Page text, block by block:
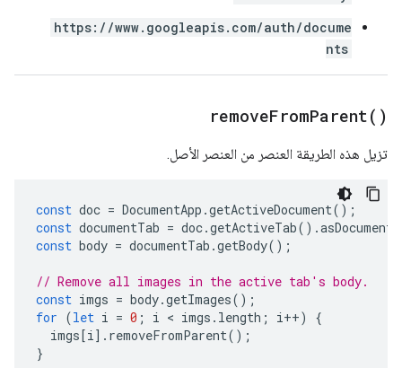
https://www.googleapis.com/auth/docume
nts
removeFromParent( )
تزيل هذه الطريقة العنصر من العنصر الأصل.
const doc = DocumentApp .getActiveDocument();
const documentTab = doc.getActiveTab().
const body = documentTab .getBody();
// Remove all images in the active tab's body.
const imgs = body.getImages();
for (let i = 0 ; i < imgs . length ; i++)
{
imgs[i]. removeFromParent();
}